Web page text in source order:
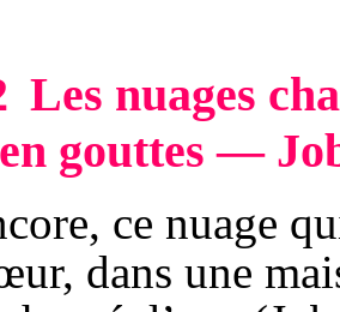
Les nuages
gouttes —
ce nuage
dans une